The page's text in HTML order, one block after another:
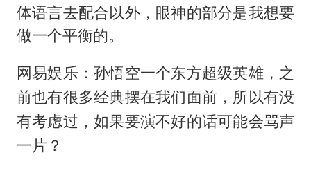
体语言去配合以外，眼神的部分是我想要
做一个平衡的。
网易娱乐：孙悟空一个东方超级英雄，之
前也有很多经典摆在我们面前，所以有没
有考虑过，如果要演不好的话可能会骂声
一片？